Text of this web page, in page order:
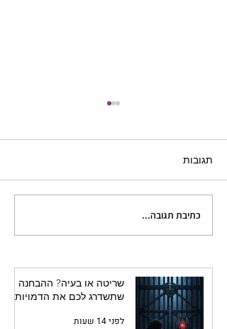
כתיבה היא טלפתיה: מה
קורה בראשכם ובראש
תגובות
כתיבת תגובה...
שריטה או בעיה? ההבחנה
שתשדרג לכם את הדמויות
לפני 14 שעות